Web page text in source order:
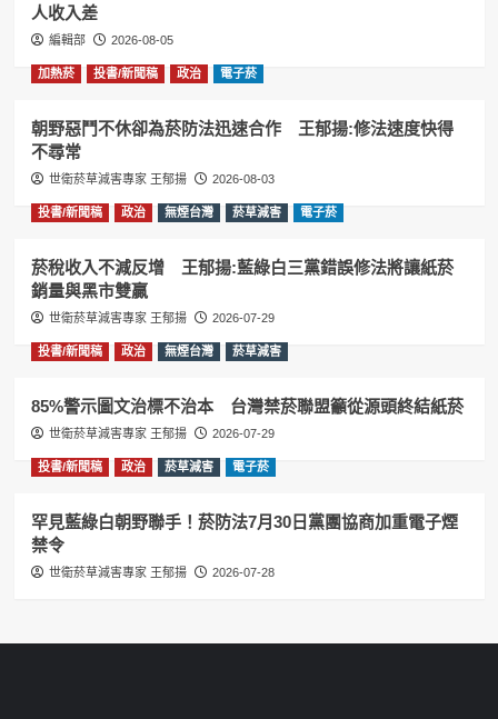
人收入差
編輯部 2026-08-05
加熱菸 投書/新聞稿 政治 電子菸
朝野惡鬥不休卻為菸防法迅速合作 王郁揚:修法速度快得
不尋常
世衛菸草減害專家 王郁揚 2026-08-03
投書/新聞稿 政治 無煙台灣 菸草減害 電子菸
菸稅收入不減反增 王郁揚:藍綠白三黨錯誤修法將讓紙菸
銷量與黑市雙贏
世衛菸草減害專家 王郁揚 2026-07-29
投書/新聞稿 政治 無煙台灣 菸草減害
85%警示圖文治標不治本 台灣禁菸聯盟籲從源頭終結紙菸
世衛菸草減害專家 王郁揚 2026-07-29
投書/新聞稿 政治 菸草減害 電子菸
罕見藍綠白朝野聯手！菸防法7月30日黨團協商加重電子煙
禁令
世衛菸草減害專家 王郁揚 2026-07-28